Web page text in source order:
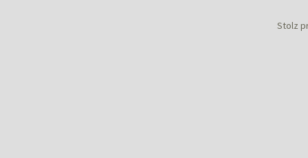
Stolz